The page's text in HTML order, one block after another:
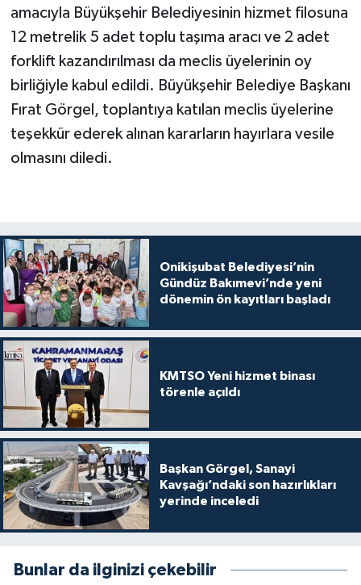
amacıyla Büyükşehir Belediyesinin hizmet filosuna
12 metrelik 5 adet toplu taşıma aracı ve 2 adet
forklift kazandırılması da meclis üyelerinin oy
birliğiyle kabul edildi. Büyükşehir Belediye Başkanı
Fırat Görgel, toplantıya katılan meclis üyelerine
teşekkür ederek alınan kararların hayırlara vesile
olmasını diledi.
Onikişubat Belediyesi’nin
Gündüz Bakımevi’nde yeni
dönemin ön kayıtları başladı
KMTSO Yeni hizmet binası
törenle açıldı
Başkan Görgel, Sanayi
Kavşağı’ndaki son hazırlıkları
yerinde inceledi
Bunlar da ilginizi çekebilir